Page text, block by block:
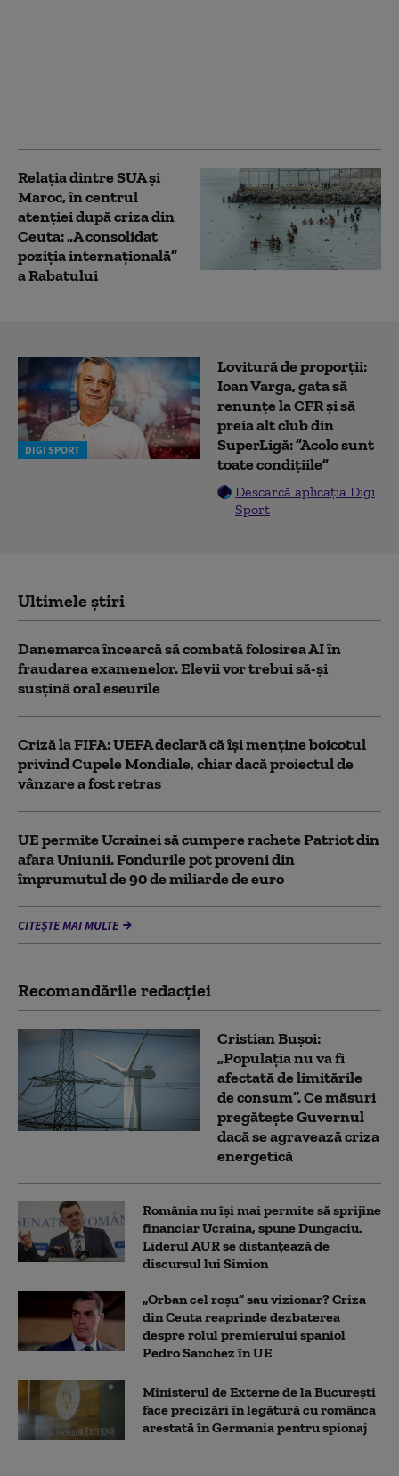
Relația dintre SUA și
Maroc, în centrul
atenției după criza din
Ceuta: „A consolidat
poziția internațională”
a Rabatului
DIGI SPORT
Lovitură de proporții:
Ioan Varga, gata să
renunțe la CFR și să
preia alt club din
SuperLigă: ”Acolo sunt
toate condițiile”
Descarcă aplicația Digi
Sport
Ultimele știri
Danemarca încearcă să combată folosirea AI în
fraudarea examenelor. Elevii vor trebui să-şi
susţină oral eseurile
Criză la FIFA: UEFA declară că îşi menţine boicotul
privind Cupele Mondiale, chiar dacă proiectul de
vânzare a fost retras
UE permite Ucrainei să cumpere rachete Patriot din
afara Uniunii. Fondurile pot proveni din
împrumutul de 90 de miliarde de euro
CITEȘTE MAI MULTE
Recomandările redacţiei
Cristian Bușoi:
„Populația nu va fi
afectată de limitările
de consum”. Ce măsuri
pregătește Guvernul
dacă se agravează criza
energetică
România nu își mai permite să sprijine
financiar Ucraina, spune Dungaciu.
Liderul AUR se distanțează de
discursul lui Simion
„Orban cel roșu” sau vizionar? Criza
din Ceuta reaprinde dezbaterea
despre rolul premierului spaniol
Pedro Sanchez în UE
Ministerul de Externe de la București
face precizări în legătură cu românca
arestată în Germania pentru spionaj